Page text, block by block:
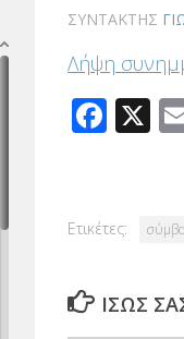
ΣΥΝΤΆΚΤΗΣ
Λήψη
X
Ετικέτες:
ΊΣΩΣ